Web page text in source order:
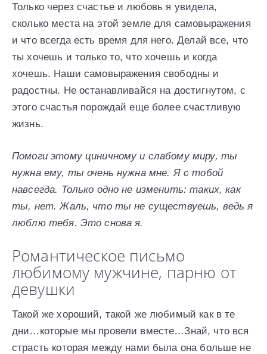
Только через счастье и любовь я увидела,
сколько места на этой земле для самовыражения
и что всегда есть время для него. Делай все, что
ты хочешь и только то, что хочешь и когда
хочешь. Наши самовыражения свободны и
радостны. Не останавливайся на достигнутом, с
этого счастья порождай еще более счастливую
жизнь.
Помоги этому циничному и слабому миру, ты
нужна ему, ты очень нужна мне. Я с тобой
навсегда. Только одно не изменить: таких, как
ты, нет. Жаль, что ты не существуешь, ведь я
люблю тебя. Это снова я.
Романтическое письмо
любимому мужчине, парню от
девушки
Такой же хороший, такой же любимый как в те
дни…которые мы провели вместе…Знай, что вся
страсть которая между нами была она больше не